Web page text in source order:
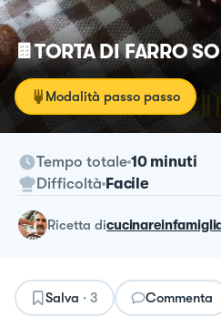
🍫TORTA DI FARRO
Modalità passo passo
Tempo totale 10 minuti
Difficoltà Facile
ricetta di
Salva · 3 Commenta